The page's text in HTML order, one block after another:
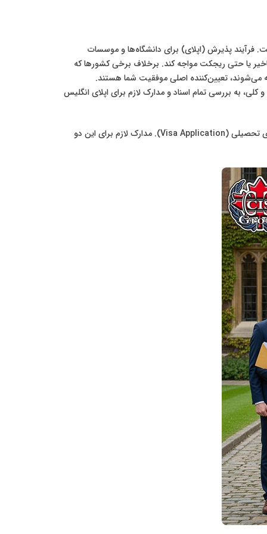
فرآیند پذیرش (اپلای) برای دانشگاه‌ها و موسسات
یا حتی ریجکت مواجه کند. برخلاف برخی کشورها که
می‌شوند، تعیین‌کننده اصلی موفقیت شما هستند.
به بررسی تمام اسناد و مدارک لازم برای اپلای انگلیس
فرآیند اپلای به دو مرحله بزرگ تقسیم می‌شود: مرحله اول، اپلای برای دانشگاه و دریافت پذیرش (Admission) و مرحله دوم، اپلای برای ویزای تحصیلی (Visa Application). مدارک لازم برای این دو